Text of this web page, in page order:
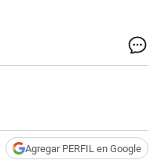
Agregar PERFIL en Google